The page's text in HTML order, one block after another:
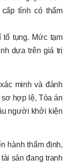
tỉnh có thẩm
tụng. Mức tạm
dựa trên giá trị
minh và đánh
hợp lệ, Tòa án
người khởi kiện
hành thẩm định,
sản đang tranh